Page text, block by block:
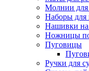
Молнии
Наборы для
Нашивки на
Ножницы
Пуговицы
Ручки для